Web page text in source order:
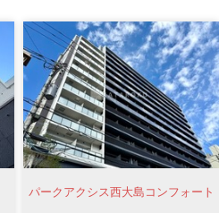
パークアクシス西大島コンフォート